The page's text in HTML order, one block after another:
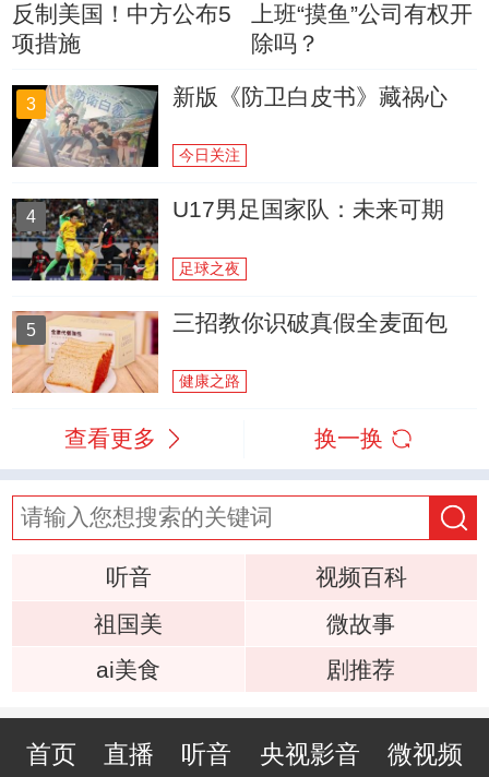
反制美国！中方公布5
项措施
上班“摸鱼”公司有权开
除吗？
3 新版《防卫白皮书》藏祸心
今日关注
4 U17男足国家队：未来可期
足球之夜
5 三招教你识破真假全麦面包
健康之路
查看更多 换一换
听音
视频百科
祖国美
微故事
ai美食
剧推荐
首页 直播 听音 央视影音 微视频